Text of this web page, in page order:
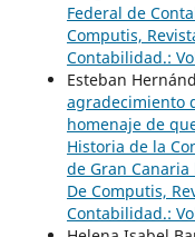
Federal de
Computis,
Contabilidad.:
Esteban
agradecimiento
homenaje de
Historia de la
de Gran
De Computis,
Contabilidad.: